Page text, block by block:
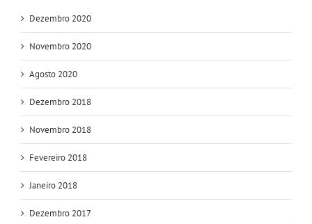
Dezembro 2020
Novembro 2020
Agosto 2020
Dezembro 2018
Novembro 2018
Fevereiro 2018
Janeiro 2018
Dezembro 2017